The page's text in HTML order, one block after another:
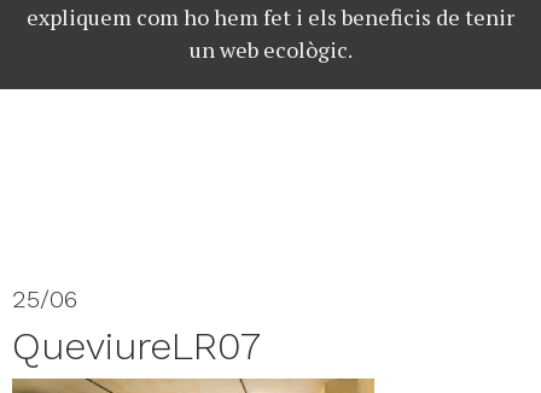
expliquem com ho hem fet i els beneficis de tenir
un web ecològic.
25/06
QueviureLR07